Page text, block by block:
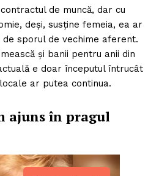
de muncă, dar cu
deși, susține femeia, ea ar
sporul de vechime aferent.
și banii pentru anii din
e doar începutul întrucât
ar putea continua.
ajuns în pragul